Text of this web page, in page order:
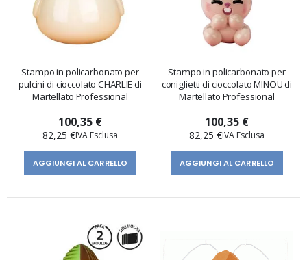
Stampo in policarbonato per
pulcini di cioccolato CHARLIE di
Martellato Professional
100,35 €
82,25 €
AGGIUNGI AL CARRELLO
Stampo in policarbonato per
coniglietti di cioccolato MINOU di
Martellato Professional
100,35 €
82,25 €
AGGIUNGI AL CARRELLO